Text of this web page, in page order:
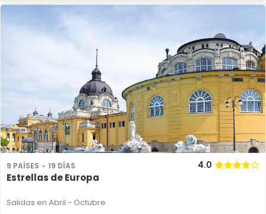
9 PAÍSES 19 DÍAS 4.0
Estrellas de Europa
Salidas en Abril - Octubre